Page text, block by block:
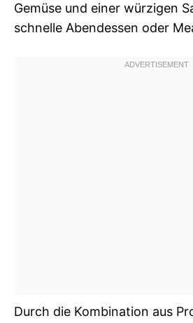
Gemüse und einer würzigen
schnelle Abendessen oder
Durch die Kombination aus